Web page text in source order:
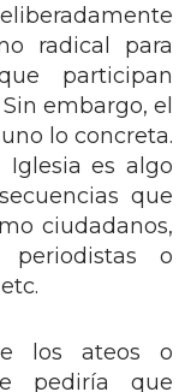
radical para
participan
embargo, el
lo concreta.
es algo
que
ciudadanos,
periodistas o
los ateos o
pediría que